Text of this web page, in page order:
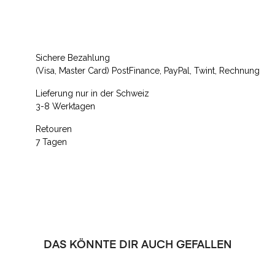
Sichere Bezahlung
(Visa, Master Card) PostFinance, PayPal, Twint, Rechnung
Lieferung nur in der Schweiz
3-8 Werktagen
Retouren
7 Tagen
DAS KÖNNTE DIR AUCH GEFALLEN